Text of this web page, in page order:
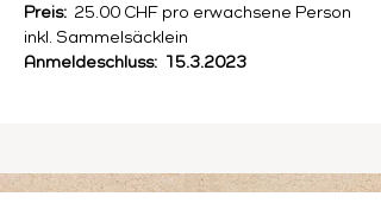
Preis: 25.00 CHF pro erwachsene Person
inkl. Sammelsäcklein
Anmeldeschluss:  15.3.2023